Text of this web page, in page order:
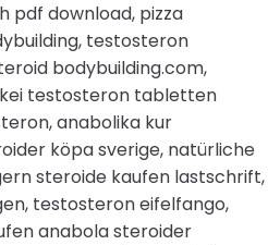
pdf download, pizza
testosteron
bodybuilding.com,
testosteron tabletten
anabolika kur
köpa sverige, natürliche
steroide kaufen lastschrift,
testosteron eifelfango,
anabola steroider